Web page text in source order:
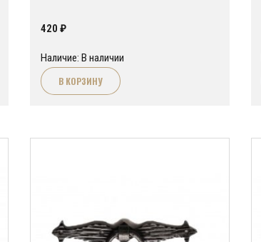
420 ₽
Наличие: В наличии
В КОРЗИНУ